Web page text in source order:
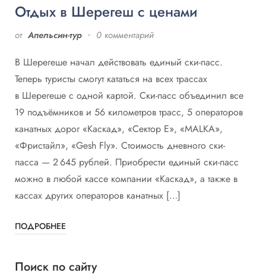
Отдых в Шерегеш с ценами
от Апельсин-тур 0 комментарий
В Шерегеше начал действовать единый ски-пасс.
Теперь туристы смогут кататься на всех трассах
в Шерегеше с одной картой. Ски-пасс объединил все
19 подъёмников и 56 километров трасс, 5 операторов
канатных дорог «Каскад», «Сектор Е», «MALKA»,
«Фристайл», «Gesh Fly». Стоимость дневного ски-
пасса — 2 645 рублей. Приобрести единый ски-пасс
можно в любой кассе компании «Каскад», а также в
кассах других операторов канатных […]
ПОДРОБНЕЕ
Поиск по сайту